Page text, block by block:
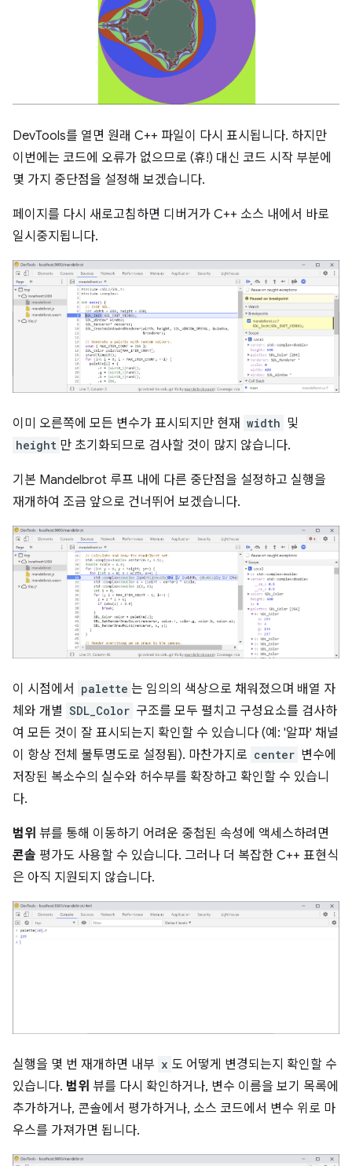
DevTools를 열면 원래 C++ 파일이 다시 표시됩니다. 하지만
이번에는 코드에 오류가 없으므로 (휴!) 대신 코드 시작 부분에
몇 가지 중단점을 설정해 보겠습니다.
페이지를 다시 새로고침하면 디버거가 C++ 소스 내에서 바로
일시중지됩니다.
이미 오른쪽에 모든 변수가 표시되지만 현재 width 및
height 만 초기화되므로 검사할 것이 많지 않습니다.
기본 Mandelbrot 루프 내에 다른 중단점을 설정하고 실행을
재개하여 조금 앞으로 건너뛰어 보겠습니다.
이 시점에서 palette 는 임의의 색상으로 채워졌으며 배열 자
체와 개별 SDL_Color 구조를 모두 펼치고 구성요소를 검사하
여 모든 것이 잘 표시되는지 확인할 수 있습니다 (예: '알파' 채널
이 항상 전체 불투명도로 설정됨). 마찬가지로 center 변수에
저장된 복소수의 실수와 허수부를 확장하고 확인할 수 있습니
다.
범위 뷰를 통해 이동하기 어려운 중첩된 속성에 액세스하려면
콘솔 평가도 사용할 수 있습니다. 그러나 더 복잡한 C++ 표현식
은 아직 지원되지 않습니다.
실행을 몇 번 재개하면 내부 x 도 어떻게 변경되는지 확인할 수
있습니다. 범위 뷰를 다시 확인하거나, 변수 이름을 보기 목록에
추가하거나, 콘솔에서 평가하거나, 소스 코드에서 변수 위로 마
우스를 가져가면 됩니다.